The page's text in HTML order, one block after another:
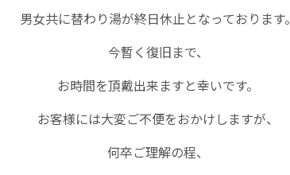
男女共に替わり湯が終日休止となっております。
今暫く復旧まで、
お時間を頂戴出来ますと幸いです。
お客様には大変ご不便をおかけしますが、
何卒ご理解の程、